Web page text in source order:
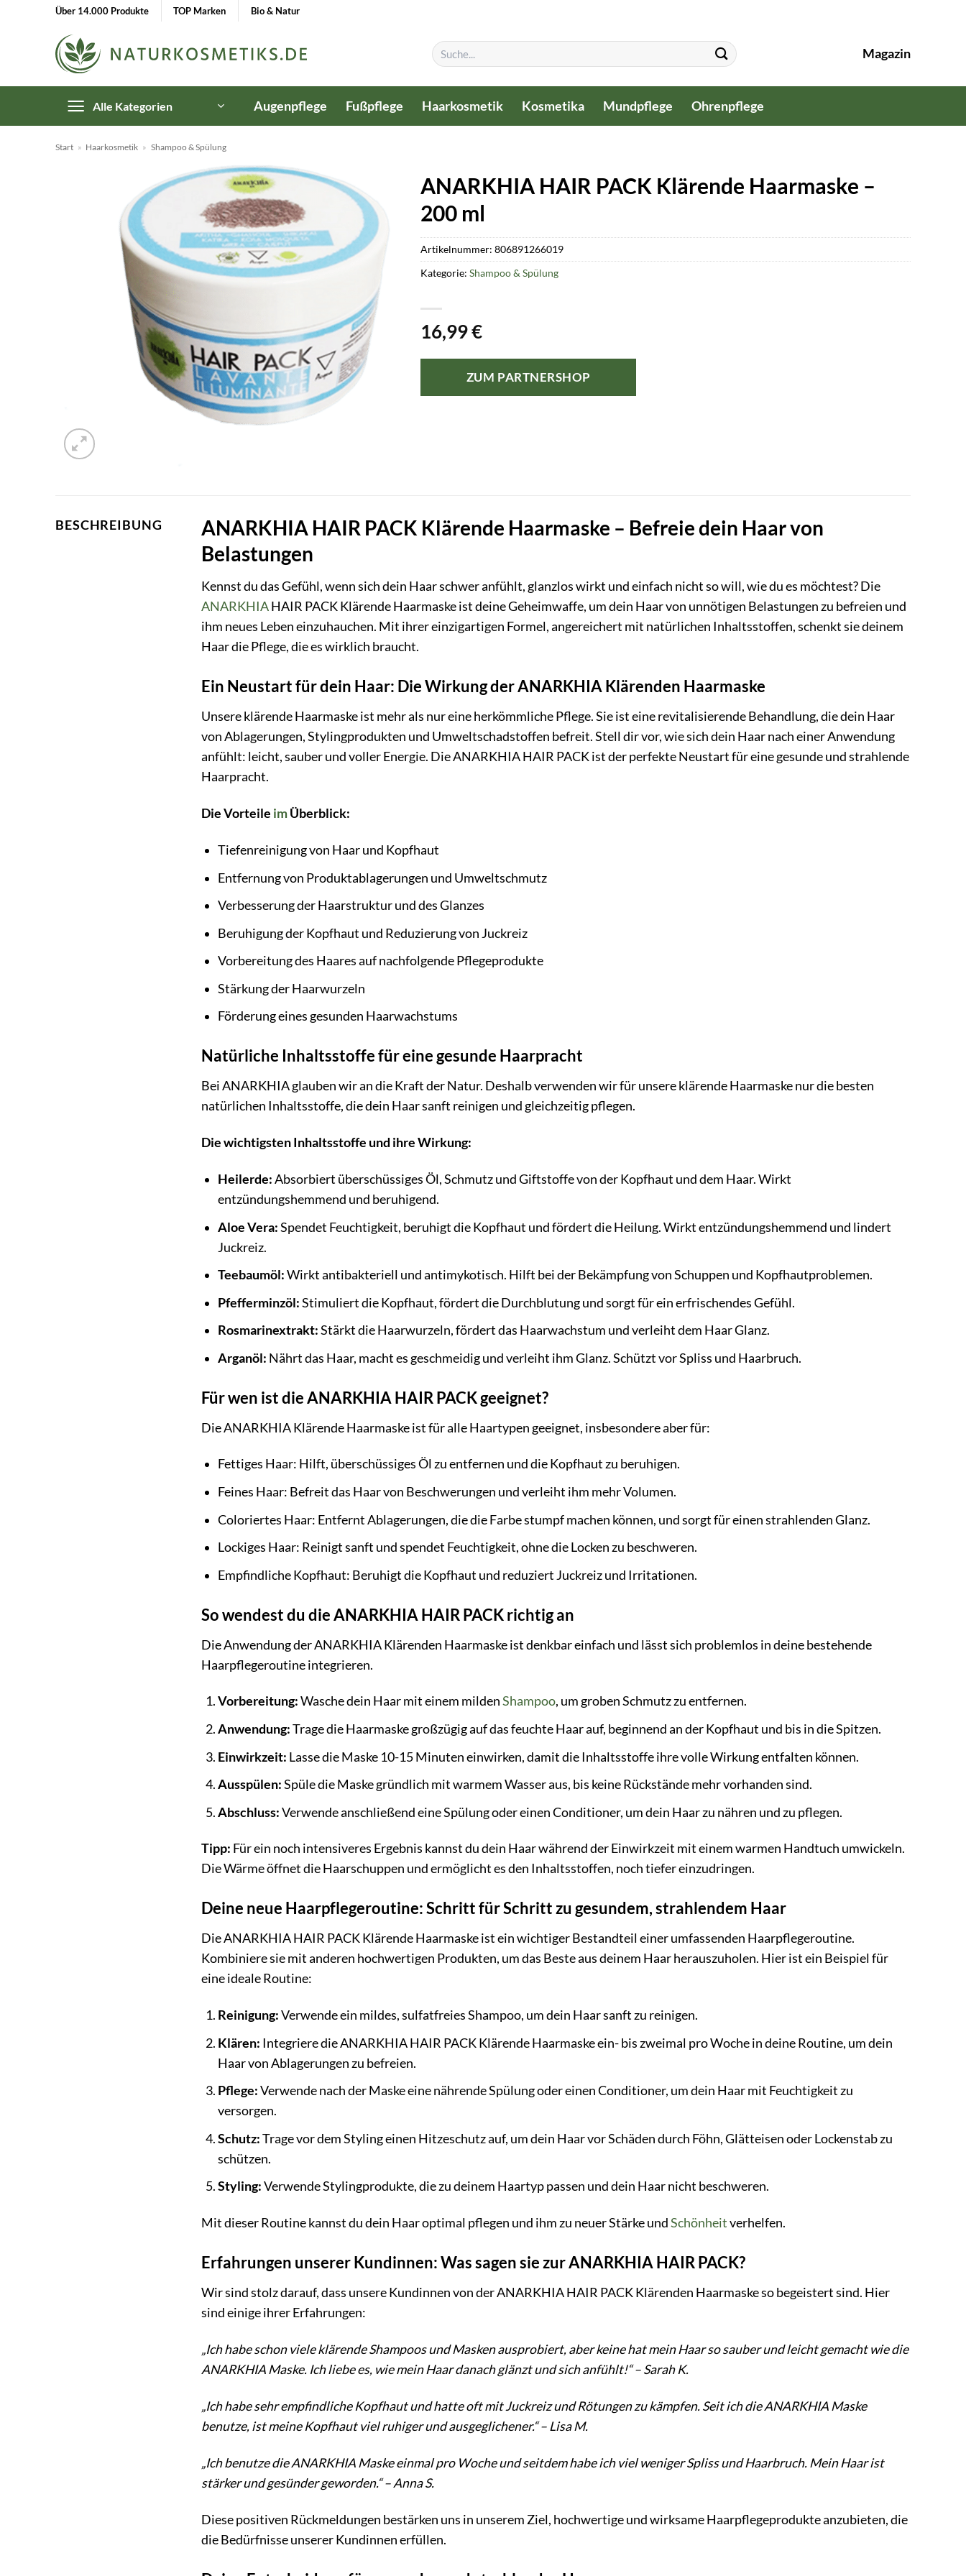
Über 14.000 Produkte TOP Marken Bio & Natur
Suchen
nach:
Magazin
Alle Kategorien Augenpflege Fußpflege Haarkosmetik Kosmetika Mundpflege Ohrenpflege
Start » Haarkosmetik » Shampoo & Spülung
ANARKHIA HAIR PACK Klärende Haarmaske –
200 ml
16,99€
ZUM PARTNERSHOP
Artikelnummer:806891266019
Kategorie:Shampoo & Spülung
BESCHREIBUNG
ANARKHIA HAIR PACK Klärende Haarmaske – Befreie dein Haar von
Belastungen
Kennst du das Gefühl, wenn sich dein Haar schwer anfühlt, glanzlos wirkt und einfach nicht so will, wie du es möchtest? Die
ANARKHIAHAIR PACK Klärende Haarmaske ist deine Geheimwaffe, um dein Haar von unnötigen Belastungen zu befreien und
ihm neues Leben einzuhauchen. Mit ihrer einzigartigen Formel, angereichert mit natürlichen Inhaltsstoffen, schenkt sie deinem
Haar die Pflege, die es wirklich braucht.
Ein Neustart für dein Haar: Die Wirkung der ANARKHIA Klärenden Haarmaske
Unsere klärende Haarmaske ist mehr als nur eine herkömmliche Pflege. Sie ist eine revitalisierende Behandlung, die dein Haar
von Ablagerungen, Stylingprodukten und Umweltschadstoffen befreit. Stell dir vor, wie sich dein Haar nach einer Anwendung
anfühlt: leicht, sauber und voller Energie. Die ANARKHIA HAIR PACK ist der perfekte Neustart für eine gesunde und strahlende
Haarpracht.
Die Vorteile imÜberblick:
Tiefenreinigung von Haar und Kopfhaut
Entfernung von Produktablagerungen und Umweltschmutz
Verbesserung der Haarstruktur und des Glanzes
Beruhigung der Kopfhaut und Reduzierung von Juckreiz
Vorbereitung des Haares auf nachfolgende Pflegeprodukte
Stärkung der Haarwurzeln
Förderung eines gesunden Haarwachstums
Natürliche Inhaltsstoffe für eine gesunde Haarpracht
Bei ANARKHIA glauben wir an die Kraft der Natur. Deshalb verwenden wir für unsere klärende Haarmaske nur die besten
natürlichen Inhaltsstoffe, die dein Haar sanft reinigen und gleichzeitig pflegen.
Die wichtigsten Inhaltsstoffe und ihre Wirkung:
Heilerde:Absorbiert überschüssiges Öl, Schmutz und Giftstoffe von der Kopfhaut und dem Haar. Wirkt
entzündungshemmend und beruhigend.
Aloe Vera:Spendet Feuchtigkeit, beruhigt die Kopfhaut und fördert die Heilung. Wirkt entzündungshemmend und lindert
Juckreiz.
Teebaumöl:Wirkt antibakteriell und antimykotisch. Hilft bei der Bekämpfung von Schuppen und Kopfhautproblemen.
Pfefferminzöl:Stimuliert die Kopfhaut, fördert die Durchblutung und sorgt für ein erfrischendes Gefühl.
Rosmarinextrakt:Stärkt die Haarwurzeln, fördert das Haarwachstum und verleiht dem Haar Glanz.
Arganöl: Nährt das Haar, macht es geschmeidig und verleiht ihm Glanz. Schützt vor Spliss und Haarbruch.
Für wen ist die ANARKHIA HAIR PACK geeignet?
Die ANARKHIA Klärende Haarmaske ist für alle Haartypen geeignet, insbesondere aber für:
Fettiges Haar: Hilft, überschüssiges Öl zu entfernen und die Kopfhaut zu beruhigen.
Feines Haar: Befreit das Haar von Beschwerungen und verleiht ihm mehr Volumen.
Coloriertes Haar: Entfernt Ablagerungen, die die Farbe stumpf machen können, und sorgt für einen strahlenden Glanz.
Lockiges Haar: Reinigt sanft und spendet Feuchtigkeit, ohne die Locken zu beschweren.
Empfindliche Kopfhaut: Beruhigt die Kopfhaut und reduziert Juckreiz und Irritationen.
So wendest du die ANARKHIA HAIR PACK richtig an
Die Anwendung der ANARKHIA Klärenden Haarmaske ist denkbar einfach und lässt sich problemlos in deine bestehende
Haarpflegeroutine integrieren.
Vorbereitung:Wasche dein Haar mit einem mildenShampoo, um groben Schmutz zu entfernen.
Anwendung:Trage die Haarmaske großzügig auf das feuchte Haar auf, beginnend an der Kopfhaut und bis in die Spitzen.
Einwirkzeit: Lasse die Maske 10-15 Minuten einwirken, damit die Inhaltsstoffe ihre volle Wirkung entfalten können.
Ausspülen:Spüle die Maske gründlich mit warmem Wasser aus, bis keine Rückstände mehr vorhanden sind.
Abschluss:Verwende anschließend eine Spülung oder einen Conditioner, um dein Haar zu nähren und zu pflegen.
Tipp: Für ein noch intensiveres Ergebnis kannst du dein Haar während der Einwirkzeit mit einem warmen Handtuch umwickeln.
Die Wärme öffnet die Haarschuppen und ermöglicht es den Inhaltsstoffen, noch tiefer einzudringen.
Deine neue Haarpflegeroutine: Schritt für Schritt zu gesundem, strahlendem Haar
Die ANARKHIA HAIR PACK Klärende Haarmaske ist ein wichtiger Bestandteil einer umfassenden Haarpflegeroutine.
Kombiniere sie mit anderen hochwertigen Produkten, um das Beste aus deinem Haar herauszuholen. Hier ist ein Beispiel für
eine ideale Routine:
Reinigung:Verwende ein mildes, sulfatfreies Shampoo, um dein Haar sanft zu reinigen.
Klären: Integriere die ANARKHIA HAIR PACK Klärende Haarmaske ein- bis zweimal pro Woche in deine Routine, um dein
Haar von Ablagerungen zu befreien.
Pflege:Verwende nach der Maske eine nährende Spülung oder einen Conditioner, um dein Haar mit Feuchtigkeit zu
versorgen.
Schutz:Trage vor dem Styling einen Hitzeschutz auf, um dein Haar vor Schäden durch Föhn, Glätteisen oder Lockenstab zu
schützen.
Styling:Verwende Stylingprodukte, die zu deinem Haartyp passen und dein Haar nicht beschweren.
Mit dieser Routine kannst du dein Haar optimal pflegen und ihm zu neuer Stärke undSchönheitverhelfen.
Erfahrungen unserer Kundinnen: Was sagen sie zur ANARKHIA HAIR PACK?
Wir sind stolz darauf, dass unsere Kundinnen von der ANARKHIA HAIR PACK Klärenden Haarmaske so begeistert sind. Hier
sind einige ihrer Erfahrungen:
„Ich habe schon viele klärende Shampoos und Masken ausprobiert, aber keine hat mein Haar so sauber und leicht gemacht wie die
ANARKHIA Maske. Ich liebe es, wie mein Haar danach glänzt und sich anfühlt!“ – Sarah K.
„Ich habe sehr empfindliche Kopfhaut und hatte oft mit Juckreiz und Rötungen zu kämpfen. Seit ich die ANARKHIA Maske
benutze, ist meine Kopfhaut viel ruhiger und ausgeglichener.“ – Lisa M.
„Ich benutze die ANARKHIA Maske einmal pro Woche und seitdem habe ich viel weniger Spliss und Haarbruch. Mein Haar ist
stärker und gesünder geworden.“ – Anna S.
Diese positiven Rückmeldungen bestärken uns in unserem Ziel, hochwertige und wirksame Haarpflegeprodukte anzubieten, die
die Bedürfnisse unserer Kundinnen erfüllen.